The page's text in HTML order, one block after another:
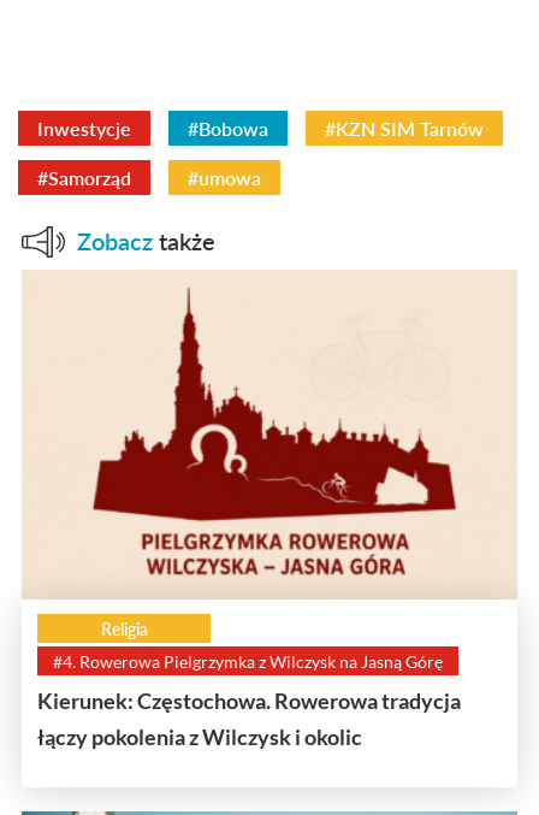
Inwestycje #Bobowa #KZN SIM Tarnów
#Samorząd #umowa
Zobacz także
Religia
#4. Rowerowa Pielgrzymka z Wilczysk na Jasną Górę
Kierunek: Częstochowa. Rowerowa tradycja
łączy pokolenia z Wilczysk i okolic